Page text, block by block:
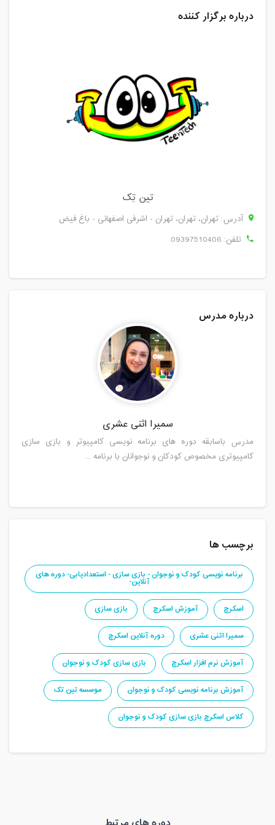
درباره برگزار کننده
تین تِک
آدرس: تهران، تهران، تهران - اشرفی اصفهانی - باغ فیض
تلفن: 09397510406
درباره مدرس
سمیرا اثنی عشری
مدرس باسابقه دوره های برنامه نویسی کامپیوتر و بازی سازی
کامپیوتری مخصوص کودکان و نوجوانان با برنامه ...
برچسب ها
برنامه نویسی کودک و نوجوان - بازی سازی - استعدادیابی- دوره های
آنلاین-
اسکرچ
آموزش اسکرچ
بازی سازی
سمیرا اثنی عشری
دوره آنلاین اسکرچ
آموزش نرم افزار اسکرچ
بازی سازی کودک و نوجوان
آموزش برنامه نویسی کودک و نوجوان
موسسه تین تک
کلاس اسکرچ بازی سازی کودک و نوجوان